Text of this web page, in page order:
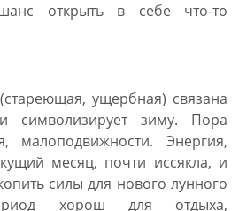
открыть в себе что-то
ущербная) связана
символизирует зиму. Пора
малоподвижности. Энергия,
месяц, почти иссякла, и
силы для нового лунного
хорош для отдыха,